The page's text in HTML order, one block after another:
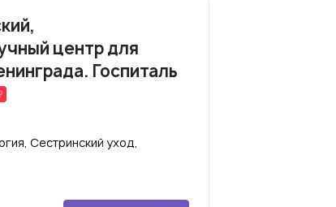
центр для
Госпиталь
Сестринский уход,